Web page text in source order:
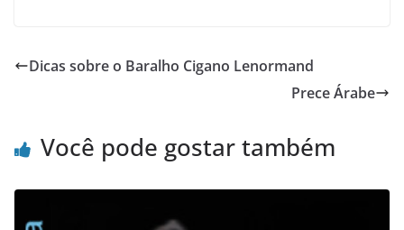
Dicas sobre o Baralho Cigano Lenormand
Prece Árabe
Você pode gostar também